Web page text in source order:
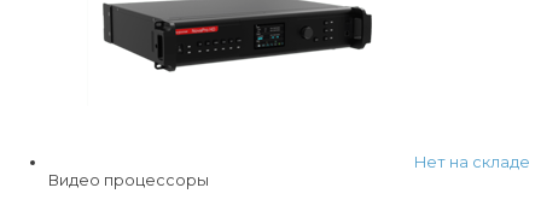
Нет на складе
Видео процессоры